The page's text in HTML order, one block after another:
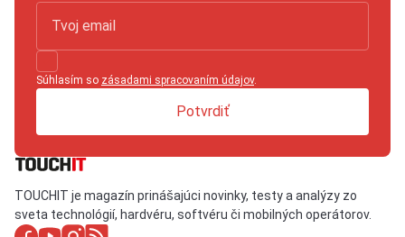
Súhlasím so zásadami spracovaním údajov.
Potvrdiť
TOUCHIT je magazín prinášajúci novinky, testy a analýzy zo
sveta technológií, hardvéru, softvéru či mobilných operátorov.